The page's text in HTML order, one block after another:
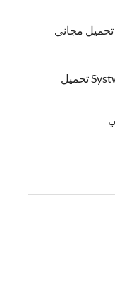
Systweak Advanced Driver Updater تحميل